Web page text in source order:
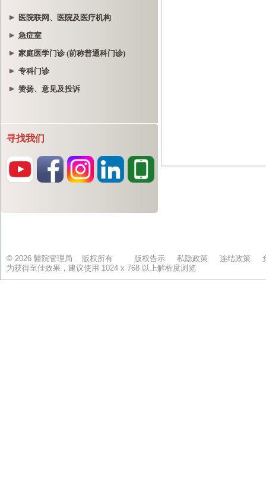
医院联网、医院及医疗机构
急症室
家庭医学门诊 (前称普通科门诊)
专科门诊
赞扬、意见及投诉
寻找我们
© 2026 醫院管理局 版权所有 版权告示 私隐政策 连结政策
为获得至佳效果，建议使用 1024 x 768 以上解析度浏览